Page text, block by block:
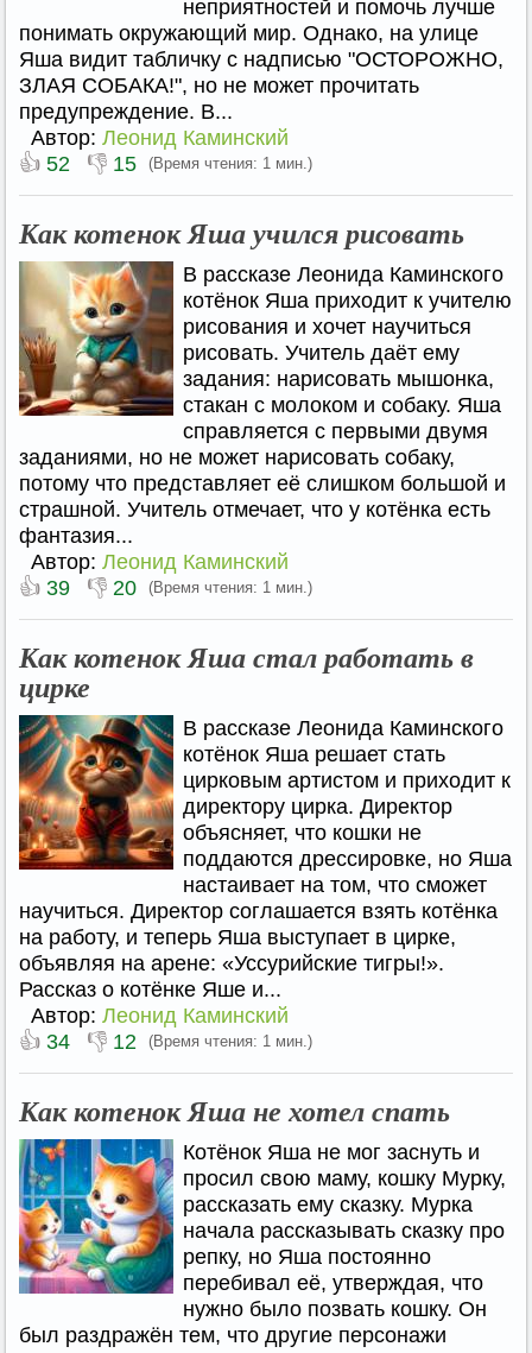
неприятностей и помочь лучше
понимать окружающий мир. Однако, на улице
Яша видит табличку с надписью "ОСТОРОЖНО,
ЗЛАЯ СОБАКА!", но не может прочитать
предупреждение. В...
Автор: Леонид Каминский
👍 52 👎 15 (Время чтения: 1 мин.)
Как котенок Яша учился рисовать
В рассказе Леонида Каминского
котёнок Яша приходит к учителю
рисования и хочет научиться
рисовать. Учитель даёт ему
задания: нарисовать мышонка,
стакан с молоком и собаку. Яша
справляется с первыми двумя
заданиями, но не может нарисовать собаку,
потому что представляет её слишком большой и
страшной. Учитель отмечает, что у котёнка есть
фантазия...
Автор: Леонид Каминский
👍 39 👎 20 (Время чтения: 1 мин.)
Как котенок Яша стал работать в
цирке
В рассказе Леонида Каминского
котёнок Яша решает стать
цирковым артистом и приходит к
директору цирка. Директор
объясняет, что кошки не
поддаются дрессировке, но Яша
настаивает на том, что сможет
научиться. Директор соглашается взять котёнка
на работу, и теперь Яша выступает в цирке,
объявляя на арене: «Уссурийские тигры!».
Рассказ о котёнке Яше и...
Автор: Леонид Каминский
👍 34 👎 12 (Время чтения: 1 мин.)
Как котенок Яша не хотел спать
Котёнок Яша не мог заснуть и
просил свою маму, кошку Мурку,
рассказать ему сказку. Мурка
начала рассказывать сказку про
репку, но Яша постоянно
перебивал её, утверждая, что
нужно было позвать кошку. Он
был раздражён тем, что другие персонажи